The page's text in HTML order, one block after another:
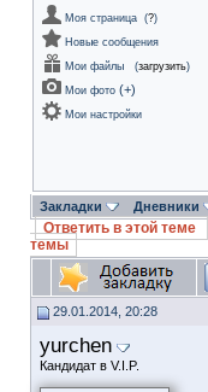
Моя страница (?)
Новые сообщения
Мои файлы
(загрузить)
Мои фото (+)
Мои настройки
Закладки Дневники
Ответить в этой теме
темы
29.01.2014, 20:28
yurchen
Кандидат в V.I.P.